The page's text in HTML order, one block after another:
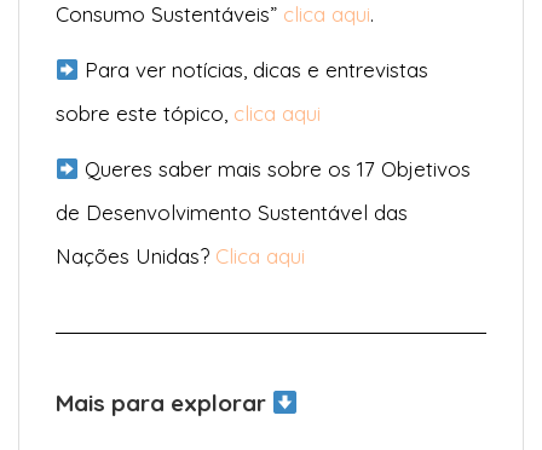
Consumo Sustentáveis” clica aqui.
Para ver notícias, dicas e entrevistas
sobre este tópico, clica aqui
Queres saber mais sobre os 17 Objetivos
de Desenvolvimento Sustentável das
Nações Unidas? Clica aqui
Mais para explorar